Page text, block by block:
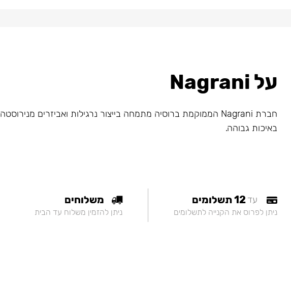
על Nagrani
חברת Nagrani הממוקמת ברוסיה מתמחה בייצור נרגילות ואביזרים מנירוסטה
באיכות גבוהה.
עד12 תשלומים
ניתן לפרוס את הקנייה לתשלומים
משלוחים
ניתן להזמין משלוח עד הבית